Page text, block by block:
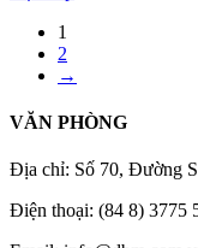
1
2
→
VĂN PHÒNG
Địa chỉ: Số 70, Đường
Điện thoại: (84 8) 3775